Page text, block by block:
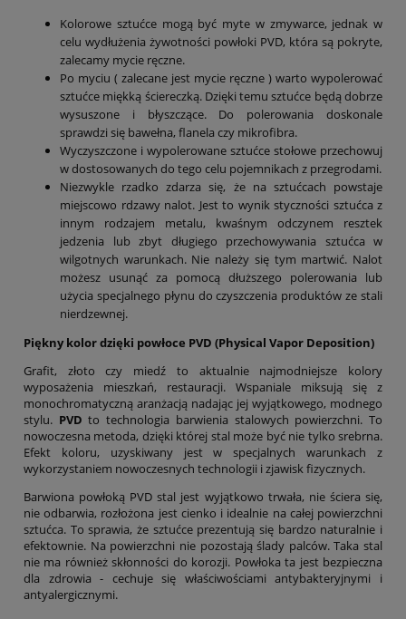
Kolorowe sztućce mogą być myte w zmywarce, jednak w
celu wydłużenia żywotności powłoki PVD, która są pokryte,
zalecamy mycie ręczne.
Po myciu ( zalecane jest mycie ręczne ) warto wypolerować
sztućce miękką ściereczką. Dzięki temu sztućce będą dobrze
wysuszone i błyszczące. Do polerowania doskonale
sprawdzi się bawełna, flanela czy mikrofibra.
Wyczyszczone i wypolerowane sztućce stołowe przechowuj
w dostosowanych do tego celu pojemnikach z przegrodami.
Niezwykle rzadko zdarza się, że na sztućcach powstaje
miejscowo rdzawy nalot. Jest to wynik styczności sztućca z
innym rodzajem metalu, kwaśnym odczynem resztek
jedzenia lub zbyt długiego przechowywania sztućca w
wilgotnych warunkach. Nie należy się tym martwić. Nalot
możesz usunąć za pomocą dłuższego polerowania lub
użycia specjalnego płynu do czyszczenia produktów ze stali
nierdzewnej.
Piękny kolor dzięki powłoce PVD (Physical Vapor Deposition)
Grafit, złoto czy miedź to aktualnie najmodniejsze kolory
wyposażenia mieszkań, restauracji. Wspaniale miksują się z
monochromatyczną aranżacją nadając jej wyjątkowego, modnego
stylu. PVD to technologia barwienia stalowych powierzchni. To
nowoczesna metoda, dzięki której stal może być nie tylko srebrna.
Efekt koloru, uzyskiwany jest w specjalnych warunkach z
wykorzystaniem nowoczesnych technologii i zjawisk fizycznych.
Barwiona powłoką PVD stal jest wyjątkowo trwała, nie ściera się,
nie odbarwia, rozłożona jest cienko i idealnie na całej powierzchni
sztućca. To sprawia, że sztućce prezentują się bardzo naturalnie i
efektownie. Na powierzchni nie pozostają ślady palców. Taka stal
nie ma również skłonności do korozji. Powłoka ta jest bezpieczna
dla zdrowia - cechuje się właściwościami antybakteryjnymi i
antyalergicznymi.